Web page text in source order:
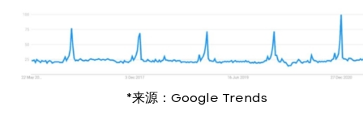
*来源：Google Trends